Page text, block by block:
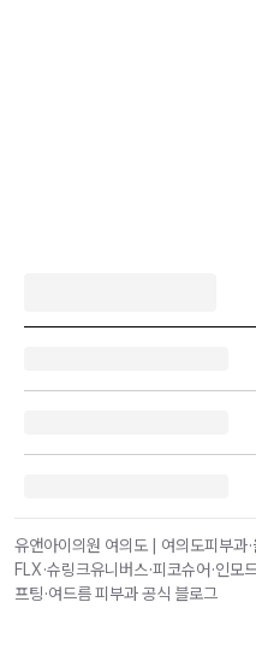
유앤아이의원 여의도 | 여의도피부과
FLX·슈링크유니버스·피코슈어·인모
프팅·여드름 피부과 공식 블로그